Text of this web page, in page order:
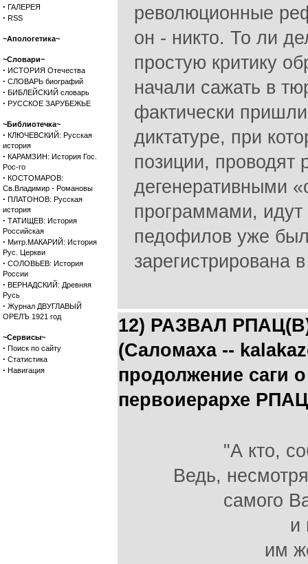
· ГАЛЕРЕЯ
· RSS
~Апологетика~
~Словари~
· ИСТОРИЯ Отечества
· СЛОВАРЬ биографий
· БИБЛЕЙСКИЙ словарь
· РУССКОЕ ЗАРУБЕЖЬЕ
~Библиотечка~
· КЛЮЧЕВСКИЙ: Русская
история
· КАРАМЗИН: История Гос.
Рос-го
· КОСТОМАРОВ:
Св.Владимир - Романовы
· ПЛАТОНОВ: Русская
история
· ТАТИЩЕВ: История
Российская
· Митр.МАКАРИЙ: История
Рус. Церкви
· СОЛОВЬЕВ: История
России
· ВЕРНАДСКИЙ: Древняя
Русь
· Журнал ДВУГЛАВЫЙ
ОРЕЛЪ 1921 год
~Сервисы~
· Поиск по сайту
· Статистика
· Навигация
революционные
он - никто. То ли
простую критику
начали сажать в
фактически
диктатуре, при
позиции, проводят
дегенеративными
программами, идут
педофилов уже
зарегистрирована
12) РАЗВАЛ
(Саломаха --
продолжение саги
первоиерархе
"А кто,
Ведь,
самого
и
им